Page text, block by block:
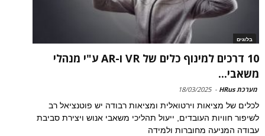
בלוגים
10 דרכים למינוף כלים של VR ו-AR ע"י מנהלי
משאבי...
מערכת HRus -
18/03/2025
לכלים של מציאות וירטואלית ומציאות רבודה יש פוטנציאל רב
לשיפור חוויות העובדים, ייעול תהליכי משאבי אנוש ויצירת סביבת
עבודה המניעה מחוברות ולמידה